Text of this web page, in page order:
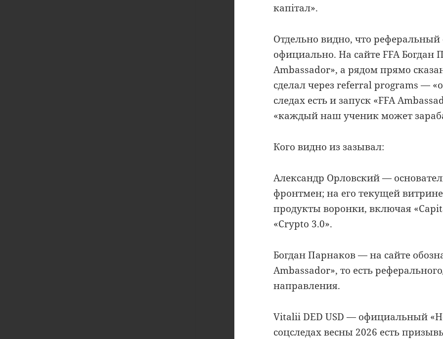
капітал».
Отдельно видно, что реферальный
официально. На сайте FFA Богдан
Ambassador», а рядом прямо
сделал через referral programs —
следах есть и запуск «FFA
«каждый наш ученик может
Кого видно из зазывал:
Александр Орловский —
фронтмен; на его текущей
продукты воронки, включая
«Crypto 3.0».
Богдан Парнаков — на сайте
Ambassador», то есть
направления.
Vitalii DED USD — официальный
соцследах весны 2026 есть